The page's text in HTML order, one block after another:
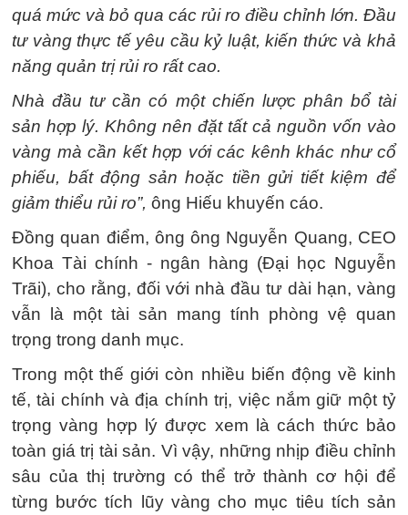
quá mức và bỏ qua các rủi ro điều chỉnh lớn. Đầu
tư vàng thực tế yêu cầu kỷ luật, kiến thức và khả
năng quản trị rủi ro rất cao.
Nhà đầu tư cần có một chiến lược phân bổ tài
sản hợp lý. Không nên đặt tất cả nguồn vốn vào
vàng mà cần kết hợp với các kênh khác như cổ
phiếu, bất động sản hoặc tiền gửi tiết kiệm để
giảm thiểu rủi ro”, ông Hiếu khuyến cáo.
Đồng quan điểm, ông ông Nguyễn Quang, CEO
Khoa Tài chính - ngân hàng (Đại học Nguyễn
Trãi), cho rằng, đối với nhà đầu tư dài hạn, vàng
vẫn là một tài sản mang tính phòng vệ quan
trọng trong danh mục.
Trong một thế giới còn nhiều biến động về kinh
tế, tài chính và địa chính trị, việc nắm giữ một tỷ
trọng vàng hợp lý được xem là cách thức bảo
toàn giá trị tài sản. Vì vậy, những nhịp điều chỉnh
sâu của thị trường có thể trở thành cơ hội để
từng bước tích lũy vàng cho mục tiêu tích sản